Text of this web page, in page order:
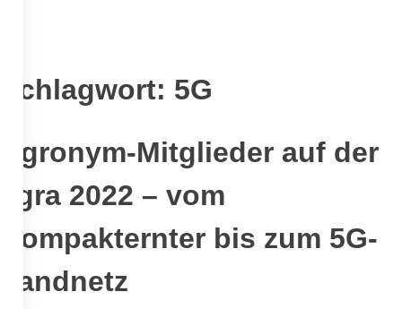
Schlagwort: 5G
Agronym-Mitglieder auf der
agra 2022 – vom
Kompakternter bis zum 5G-
Landnetz